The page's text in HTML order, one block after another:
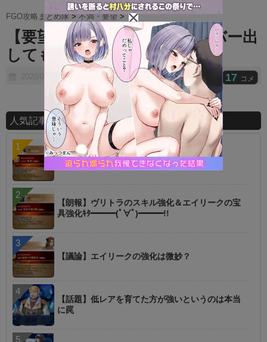
u
t
e
FGO攻略まとめ隊 >不満・要望 >
【要望】そろそろ聖杯リムーバー出
してもいいんじゃない？
2020/09/25 17 コメ
人気記事ランキング
【指摘】卑弥呼の強化はぶっ壊れじゃない？
【朗報】ヴリトラのスキル強化＆エイリークの宝
具強化ｷﾀ━━━(ﾟ∀ﾟ)━━━!!
【議論】エイリークの強化は微妙？
【話題】低レアを育てた方が強いというのは本当
に罠